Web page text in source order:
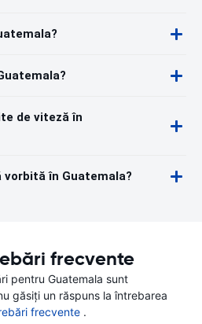
de viteză în
în Guatemala?
frecvente
pentru Guatemala sunt
găsiți un răspuns la întrebarea
frecvente .